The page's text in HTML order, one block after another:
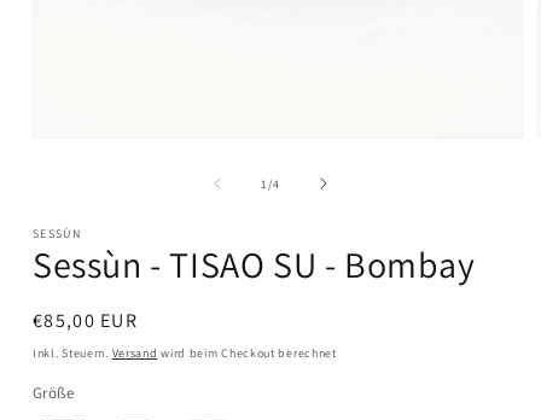
1/von
4
SESSÙN
Sessùn - TISAO SU - Bombay
Normaler
Preis
€85,00 EUR
Inkl. Steuern. Versand wird beim Checkout berechnet
Größe